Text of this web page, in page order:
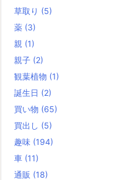
草取り (5)
薬 (3)
親 (1)
親子 (2)
観葉植物 (1)
誕生日 (2)
買い物 (65)
買出し (5)
趣味 (194)
車 (11)
通販 (18)